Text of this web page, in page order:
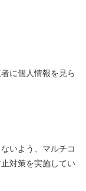
に個人情報を見ら
いよう、マルチコ
対策を実施してい